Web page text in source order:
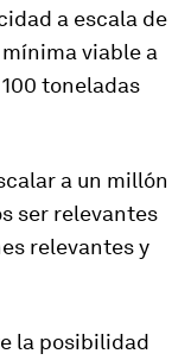
a escala de
viable a
toneladas
a un millón
ser relevantes
relevantes y
la posibilidad